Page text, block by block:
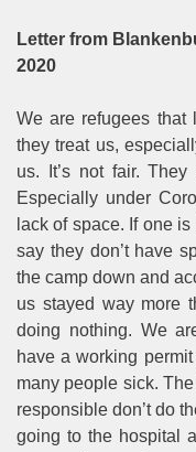
Letter from
2020
We are refugees that
they treat us,
us. It’s not fair.
Especially under
lack of space. If one
say they don’t have
the camp down and
us stayed way more
doing nothing. We
have a working
many people sick.
responsible don’t do
going to the hospital